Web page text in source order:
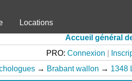
Locations
Accueil général
PRO: Connexion
→ Brabant wallon → 1348